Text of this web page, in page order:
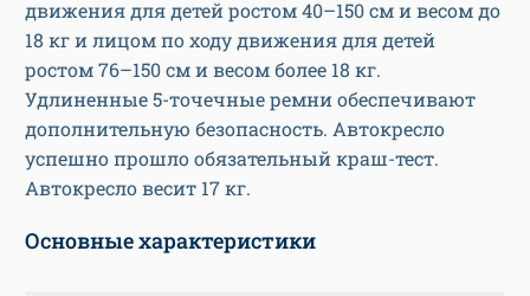
движения для детей ростом 40–150 см и весом до
18 кг и лицом по ходу движения для детей
ростом 76–150 см и весом более 18 кг.
Удлиненные 5-точечные ремни обеспечивают
дополнительную безопасность. Автокресло
успешно прошло обязательный краш-тест.
Автокресло весит 17 кг.
Основные характеристики